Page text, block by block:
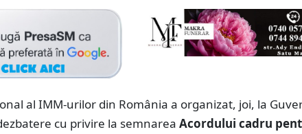
al IMM-urilor din România a organizat, joi, la
cu privire la semnarea Acordului cadru